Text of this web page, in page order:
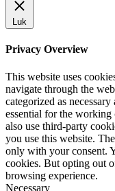
Luk
Privacy Overview
This website uses
navigate through the
categorized as
essential for the
also use third-party
you use this website.
only with your consent.
cookies. But opting out
browsing experience.
Necessary